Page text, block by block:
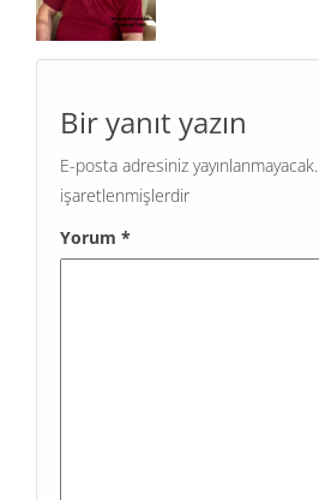
Bir yanıt yazın
E-posta adresiniz yayınlanmayacak.
işaretlenmişlerdir
Yorum *